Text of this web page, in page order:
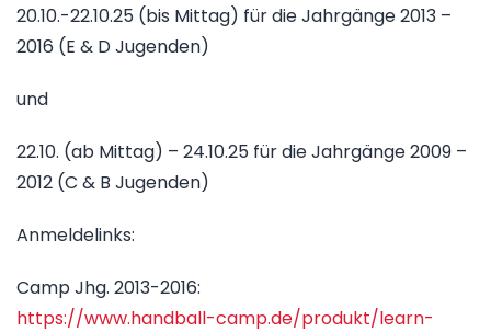
20.10.-22.10.25 (bis Mittag) für die Jahrgänge 2013 –
2016 (E & D Jugenden)
und
22.10. (ab Mittag) – 24.10.25 für die Jahrgänge 2009 –
2012 (C & B Jugenden)
Anmeldelinks:
Camp Jhg. 2013-2016:
https://www.handball-camp.de/produkt/learn-